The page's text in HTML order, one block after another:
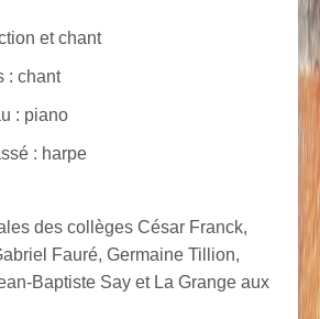
et chant
: chant
: piano
: harpe
des collèges César Franck,
Fauré, Germaine Tillion,
Baptiste Say et La Grange aux